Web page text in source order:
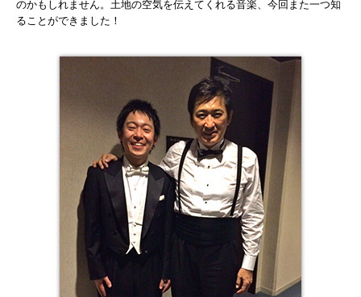
のかもしれません。土地の空気を伝えてくれる音楽、今回また一つ知
ることができました！